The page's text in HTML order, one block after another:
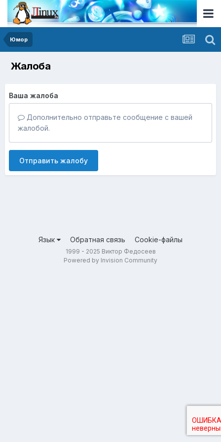
Юмор
Жалоба
Ваша жалоба
Дополнительно отправьте сообщение с вашей
жалобой.
Отправить жалобу
Язык Обратная связь Cookie-файлы
1999 - 2025 Виктор Федосеев
Powered by Invision Community